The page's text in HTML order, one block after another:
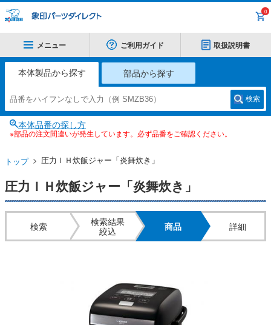
0
メニュー ご利用ガイド 取扱説明書
本体製品から探す 部品から探す
検索
本体品番の探し方
※部品の注文間違いが発生しています。必ず品番をご確認ください。
トップ 圧力ＩＨ炊飯ジャー「炎舞炊き」
圧力ＩＨ炊飯ジャー「炎舞炊き」
検索
検索結果
絞込
商品 詳細